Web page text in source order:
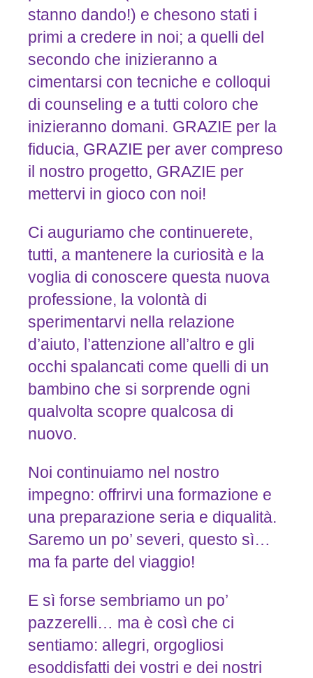
stanno dando!) e chesono stati i
primi a credere in noi; a quelli del
secondo che inizieranno a
cimentarsi con tecniche e colloqui
di counseling e a tutti coloro che
inizieranno domani. GRAZIE per la
fiducia, GRAZIE per aver compreso
il nostro progetto, GRAZIE per
mettervi in gioco con noi!
Ci auguriamo che continuerete,
tutti, a mantenere la curiosità e la
voglia di conoscere questa nuova
professione, la volontà di
sperimentarvi nella relazione
d’aiuto, l’attenzione all’altro e gli
occhi spalancati come quelli di un
bambino che si sorprende ogni
qualvolta scopre qualcosa di
nuovo.
Noi continuiamo nel nostro
impegno: offrirvi una formazione e
una preparazione seria e diqualità.
Saremo un po’ severi, questo sì…
ma fa parte del viaggio!
E sì forse sembriamo un po’
pazzerelli… ma è così che ci
sentiamo: allegri, orgogliosi
esoddisfatti dei vostri e dei nostri